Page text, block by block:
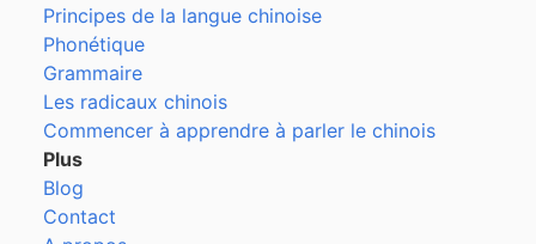
Principes de la langue chinoise
Phonétique
Grammaire
Les radicaux chinois
Commencer à apprendre à parler le chinois
Plus
Blog
Contact